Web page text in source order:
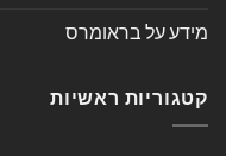
מידע על בראומרס
קטגוריות ראשיות